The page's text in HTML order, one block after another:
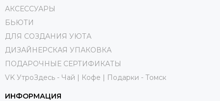
АКСЕССУАРЫ
БЬЮТИ
ДЛЯ СОЗДАНИЯ УЮТА
ДИЗАЙНЕРСКАЯ УПАКОВКА
ПОДАРОЧНЫЕ СЕРТИФИКАТЫ
VK УтроЗдесь - Чай | Кофе | Подарки - Томск
ИНФОРМАЦИЯ